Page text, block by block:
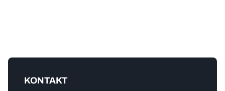
KONTAKT